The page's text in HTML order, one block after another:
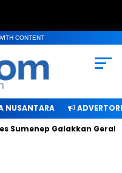
CONTENT
NUSANTARA
Sumenep Galakkan